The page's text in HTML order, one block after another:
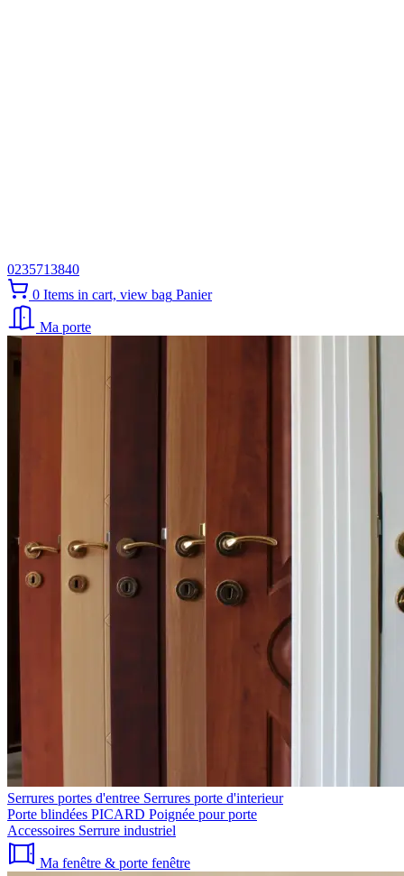
0235713840
0 Items in cart, view bag Panier
Ma porte
Serrures portes d'entree Serrures porte d'interieur
Porte blindées PICARD Poignée pour porte
Accessoires Serrure industriel
Ma fenêtre & porte fenêtre